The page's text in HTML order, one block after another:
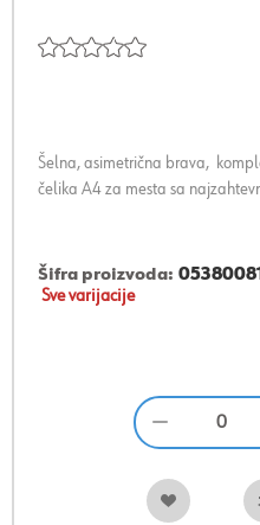
Šelna, asimetrična brava,
čelika A4 za mesta sa
Šifra proizvoda:
Sve varijacije